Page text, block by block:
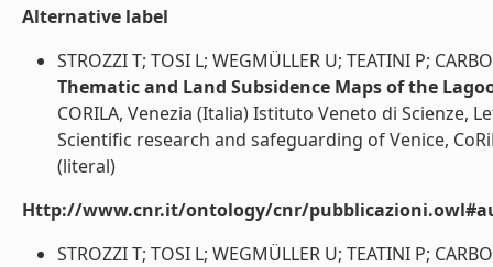
Alternative label
STROZZI T; TOSI L; WEGMÜLLER U; TEATINI P;
Thematic and Land Subsidence Maps of the
CORILA, Venezia (Italia) Istituto Veneto di Scienze,
Scientific research and safeguarding of Venice,
(literal)
Http://www.cnr.it/ontology/cnr/
STROZZI T; TOSI L; WEGMÜLLER U; TEATINI P;